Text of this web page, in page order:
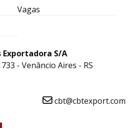
Vagas
Exportadora S/A
- Venâncio Aires - RS
cbt@cbtexport.com